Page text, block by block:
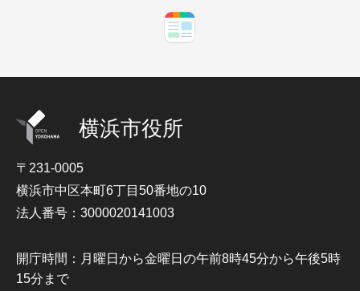
横浜市役所
〒231-0005
横浜市中区本町6丁目50番地の10
法人番号：3000020141003
開庁時間：月曜日から金曜日の午前8時45分から午後5時
15分まで